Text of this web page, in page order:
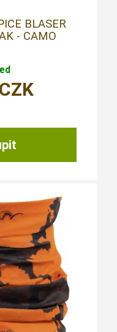
BLASER
- CAMO
CZK